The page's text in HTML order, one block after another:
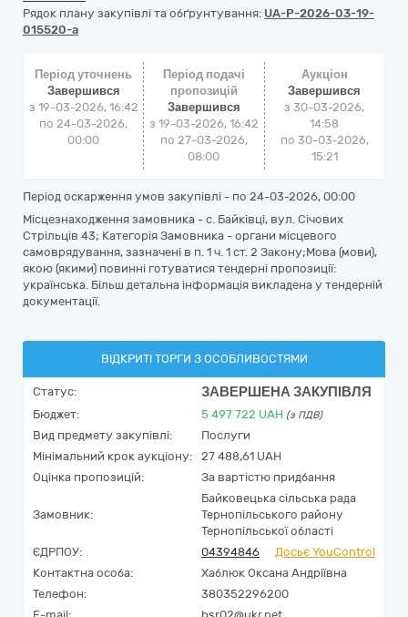
Рядок плану закупівлі та обґрунтування: UA-P-2026-03-19-
015520-a
Період уточнень
Завершився
з 19-03-2026, 16:42
по 24-03-2026,
00:00
Період подачі
пропозицій
Завершився
з 19-03-2026, 16:42
по 27-03-2026,
08:00
Аукціон
Завершився
з30-03-2026,
14:58
по 30-03-2026,
15:21
Період оскарження умов закупівлі - по 24-03-2026, 00:00
Місцезнаходження замовника - с. Байківці, вул. Січових
Стрільців 43; Категорія Замовника - органи місцевого
самоврядування, зазначені в п. 1 ч. 1 ст. 2 Закону;Мова (мови),
якою (якими) повинні готуватися тендерні пропозиції:
українська. Більш детальна інформація викладена у тендерній
документації.
ВІДКРИТІ ТОРГИ З ОСОБЛИВОСТЯМИ
Статус: ЗАВЕРШЕНА ЗАКУПІВЛЯ
Бюджет: 5 497 722 UAH (з ПДВ)
Вид предмету закупівлі:
Послуги
Мінімальний крок аукціону:
27 488,61 UAH
Оцінка пропозицій:
За вартістю придбання
Замовник:
Байковецька сільська рада
Тернопільського району
Тернопільської області
ЄДРПОУ:
04394846
Досьє YouControl
Контактна особа:
Хаблюк Оксана Андріївна
Телефон:
380352296200